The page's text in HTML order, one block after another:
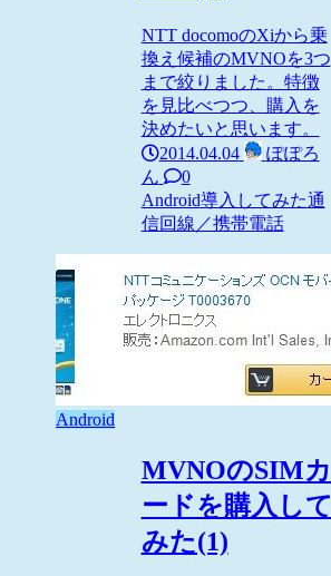
NTT docomoのXiから乗
換え候補のMVNOを3つ
まで絞りました。特徴
を見比べつつ、購入を
決めたいと思います。
2014.04.04
ぽぽろ
ん
0
Android導入してみた通
信回線／携帯電話
Android
MVNOのSIMカ
ードを購入して
みた(1)